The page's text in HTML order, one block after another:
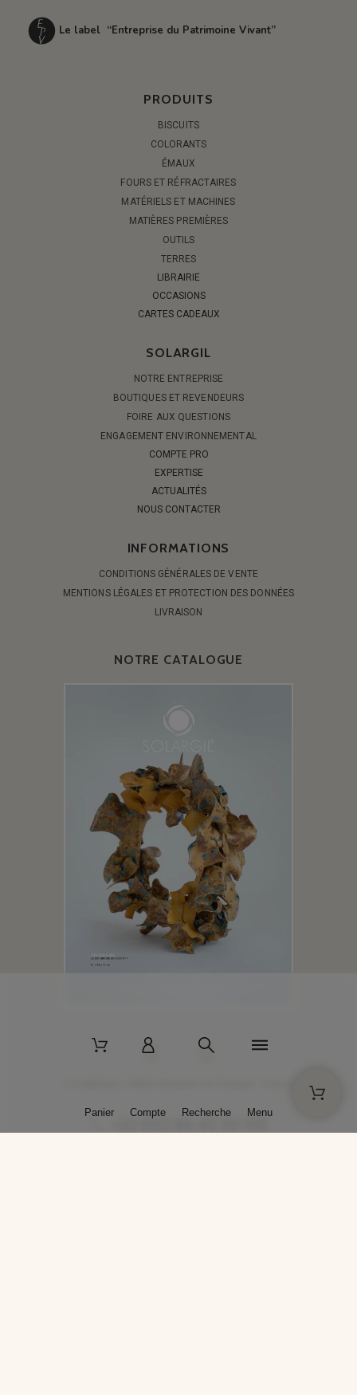
Le label “Entreprise du Patrimoine Vivant”
PRODUITS
BISCUITS
COLORANTS
ÉMAUX
FOURS ET RÉFRACTAIRES
MATÉRIELS ET MACHINES
MATIÈRES PREMIÈRES
OUTILS
TERRES
LIBRAIRIE
OCCASIONS
CARTES CADEAUX
SOLARGIL
NOTRE ENTREPRISE
BOUTIQUES ET REVENDEURS
FOIRE AUX QUESTIONS
ENGAGEMENT ENVIRONNEMENTAL
COMPTE PRO
EXPERTISE
ACTUALITÉS
NOUS CONTACTER
INFORMATIONS
CONDITIONS GÉNÉRALES DE VENTE
MENTIONS LÉGALES ET PROTECTION DES DONNÉES
LIVRAISON
NOTRE CATALOGUE
+33 (0)3 86 45 50 00
Panier Compte Recherche Menu